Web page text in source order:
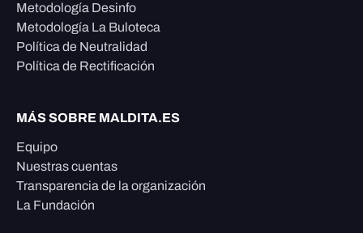
Metodología Desinfo
Metodología La Buloteca
Política de Neutralidad
Política de Rectificación
MÁS SOBRE MALDITA.ES
Equipo
Nuestras cuentas
Transparencia de la organización
La Fundación